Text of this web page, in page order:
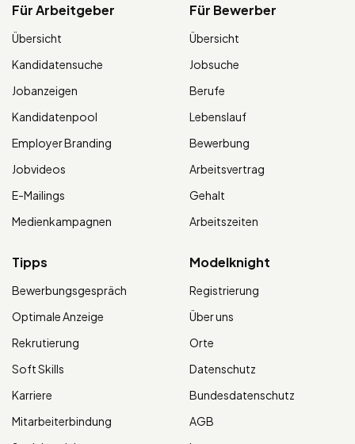
Für Arbeitgeber
Übersicht
Kandidatensuche
Jobanzeigen
Kandidatenpool
Employer Branding
Jobvideos
E-Mailings
Medienkampagnen
Für Bewerber
Übersicht
Jobsuche
Berufe
Lebenslauf
Bewerbung
Arbeitsvertrag
Gehalt
Arbeitszeiten
Tipps
Bewerbungsgespräch
Optimale Anzeige
Rekrutierung
Soft Skills
Karriere
Mitarbeiterbindung
Modelknight
Registrierung
Über uns
Orte
Datenschutz
Bundesdatenschutz
AGB